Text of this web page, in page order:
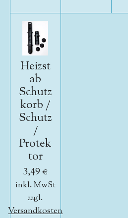
Heizst
ab
Schutz
korb /
Schutz
/
Protek
tor
3,49 €
inkl. MwSt
zzgl.
Versandkosten